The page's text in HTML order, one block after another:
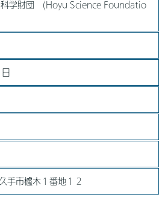
学財団 (Hoyu Science Foundatio
市櫨木１番地１２